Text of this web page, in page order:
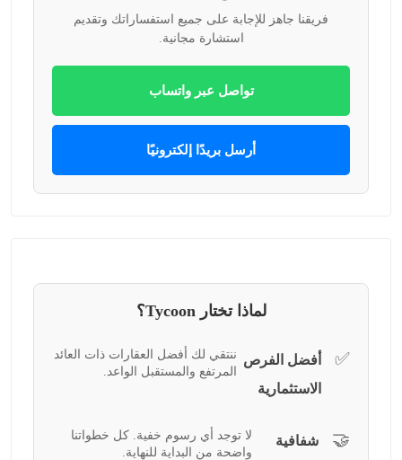
فريقنا جاهز للإجابة على جميع استفساراتك وتقديم
استشارة مجانية.
تواصل عبر واتساب
أرسل بريدًا إلكترونيًا
لماذا تختار Tycoon؟
✅
أفضل الفرص
الاستثمارية
ننتقي لك أفضل العقارات ذات العائد
المرتفع والمستقبل الواعد.
🤝
شفافية
لا توجد أي رسوم خفية. كل خطواتنا
واضحة من البداية للنهاية.